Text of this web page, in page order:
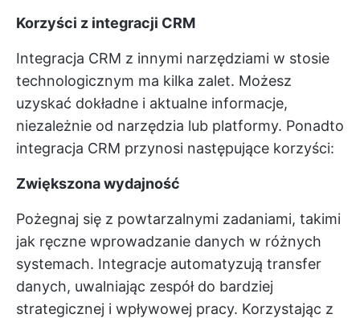
Korzyści z integracji CRM
Integracja CRM z innymi narzędziami w stosie
technologicznym ma kilka zalet. Możesz
uzyskać dokładne i aktualne informacje,
niezależnie od narzędzia lub platformy. Ponadto
integracja CRM przynosi następujące korzyści:
Zwiększona wydajność
Pożegnaj się z powtarzalnymi zadaniami, takimi
jak ręczne wprowadzanie danych w różnych
systemach. Integracje automatyzują transfer
danych, uwalniając zespół do bardziej
strategicznej i wpływowej pracy. Korzystając z